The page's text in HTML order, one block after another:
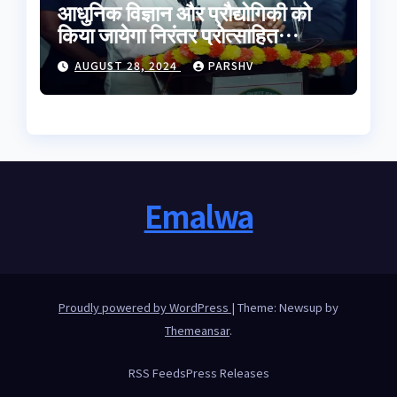
आधुनिक विज्ञान और प्रौद्योगिकी को
किया जायेगा निरंतर प्रोत्साहित
-मुख्यमंत्री डॉ. यादव
AUGUST 28, 2024 PARSHV
Emalwa
Proudly powered by WordPress | Theme: Newsup by
Themeansar.
RSS FeedsPress Releases